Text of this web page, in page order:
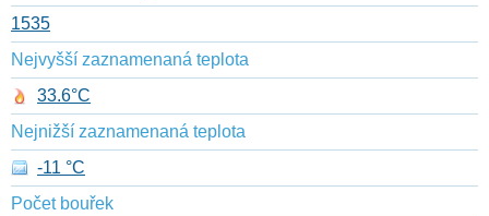
1535
Nejvyšší zaznamenaná teplota
33.6°C
Nejnižší zaznamenaná teplota
-11 °C
Počet bouřek